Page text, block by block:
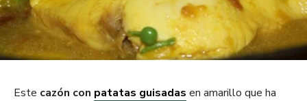
Este cazón con patatas guisadas en amarillo que ha